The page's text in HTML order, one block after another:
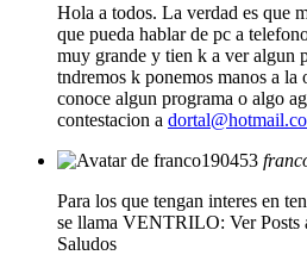
Hola a todos. La verdad es que
que pueda hablar de pc a
muy grande y tien k a ver algun
tndremos k ponemos manos a
conoce algun programa o algo
contestacion a
Para los que tengan interes en
se llama VENTRILO: Ver Posts
Saludos